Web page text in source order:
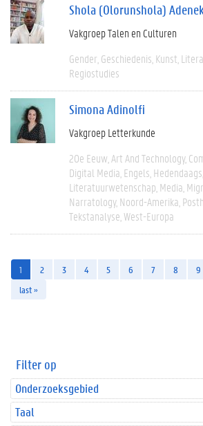
Shola (Olorunshola)
Vakgroep Talen en Culturen
Gender Geschiedenis Kunst
Regiostudies
Simona Adinolfi
Vakgroep Letterkunde
20e Eeuw Art And Technology
Digital Media Engels Hedendaags
Literatuurwetenschap Media
Narratology Noord-Amerika
Tekstanalyse West-Europa
1 2 3 4 5 6 7 8 9
last »
Filter op
Onderzoeksgebied
Taal